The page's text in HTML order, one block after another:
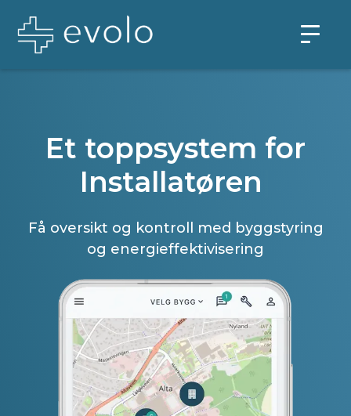
Et toppsystem for
|
Få oversikt og kontroll med byggstyring
og energieffektivisering